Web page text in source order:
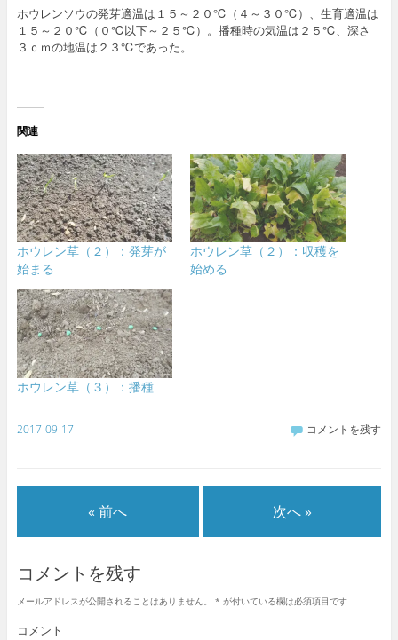
ホウレンソウの発芽適温は１５～２０℃（４～３０℃）、生育適温は
１５～２０℃（０℃以下～２５℃）。播種時の気温は２５℃、深さ
３ｃｍの地温は２３℃であった。
関連
ホウレン草（２）：発芽が
始まる
ホウレン草（２）：収穫を
始める
ホウレン草（３）：播種
2017-09-17 コメントを残す
« 前へ 次へ »
コメントを残す
メールアドレスが公開されることはありません。 * が付いている欄は必須項目です
コメント